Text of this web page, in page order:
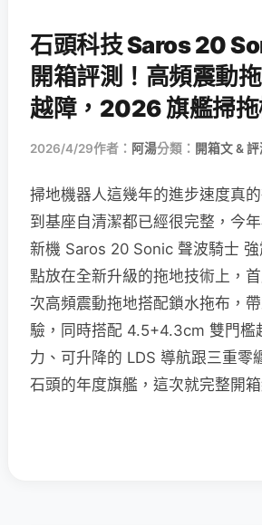
石頭科技 Saros 20
開箱評測！高頻震動
越障，2026 旗艦掃
2026/4/29作者： 阿湯分類： 開箱文 & 評
掃地機器人這幾年的進步速度真
到基座自清潔都已經很完整，今
新機 Saros 20 Sonic 聲波騎士
點放在全新升級的拖地技術上，
次高頻震動拖地搭配鎖水拖布，
驗，同時搭配 4.5+4.3cm 雙門檻
力、可升降的 LDS 導航跟三重零
石頭的年度旗艦，這次就完整開箱